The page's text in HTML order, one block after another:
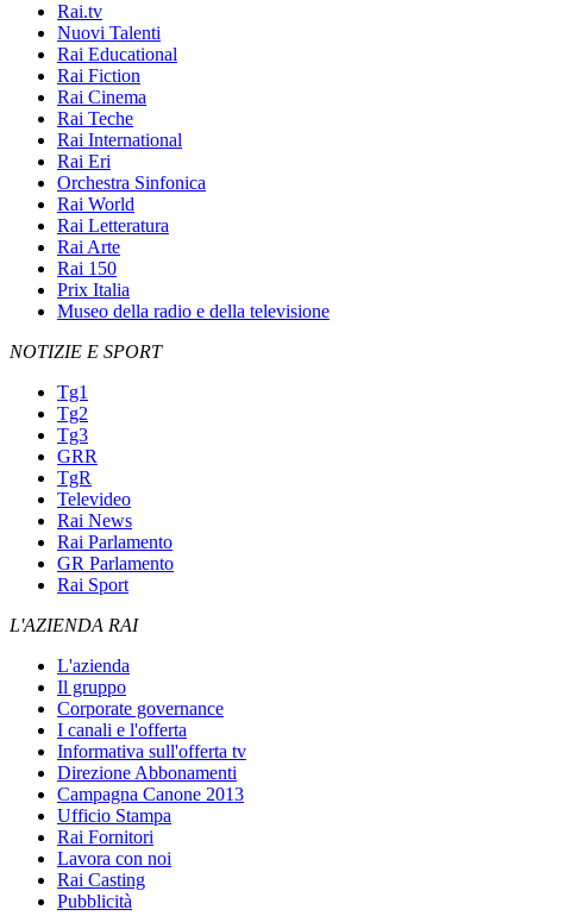
Rai.tv
Nuovi Talenti
Rai Educational
Rai Fiction
Rai Cinema
Rai Teche
Rai International
Rai Eri
Orchestra Sinfonica
Rai World
Rai Letteratura
Rai Arte
Rai 150
Prix Italia
Museo della radio e della televisione
NOTIZIE E SPORT
Tg1
Tg2
Tg3
GRR
TgR
Televideo
Rai News
Rai Parlamento
GR Parlamento
Rai Sport
L'AZIENDA RAI
L'azienda
Il gruppo
Corporate governance
I canali e l'offerta
Informativa sull'offerta tv
Direzione Abbonamenti
Campagna Canone 2013
Ufficio Stampa
Rai Fornitori
Lavora con noi
Rai Casting
Pubblicità